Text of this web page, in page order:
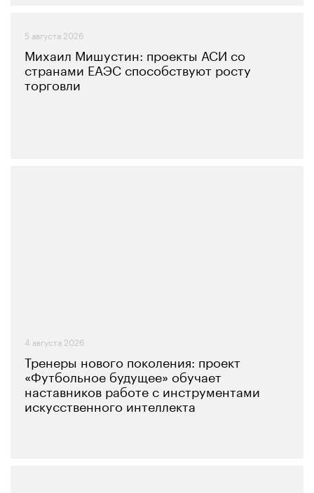
5 августа 2026
Михаил Мишустин: проекты АСИ со
странами ЕАЭС способствуют росту
торговли
4 августа 2026
Тренеры нового поколения: проект
«Футбольное будущее» обучает
наставников работе с инструментами
искусственного интеллекта